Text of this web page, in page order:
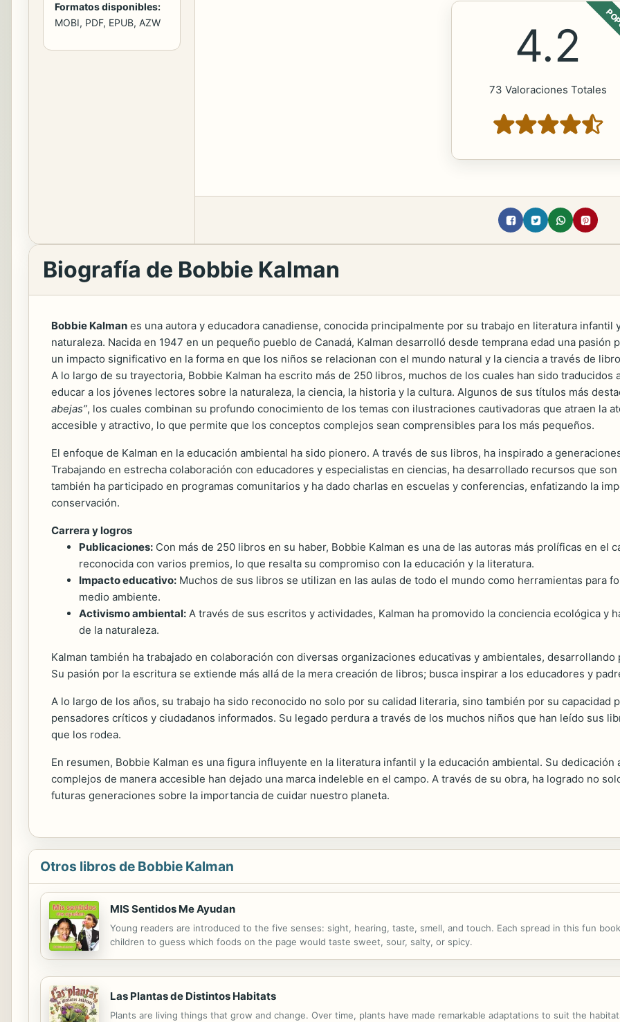
Formatos disponibles:
MOBI, PDF, EPUB, AZW
4.2
73 Valoraciones Totales
Biografía de Bobbie Kalman
Bobbie Kalman es una autora y educadora canadiense, conocida principalmente por su trabajo en literatura infantil
naturaleza. Nacida en 1947 en un pequeño pueblo de Canadá, Kalman desarrolló desde temprana edad una
un impacto significativo en la forma en que los niños se relacionan con el mundo natural y la ciencia a través de
A lo largo de su trayectoria, Bobbie Kalman ha escrito más de 250 libros, muchos de los cuales han sido
educar a los jóvenes lectores sobre la naturaleza, la ciencia, la historia y la cultura. Algunos de sus títulos más
abejas”, los cuales combinan su profundo conocimiento de los temas con ilustraciones cautivadoras que atraen la
accesible y atractivo, lo que permite que los conceptos complejos sean comprensibles para los más pequeños.
El enfoque de Kalman en la educación ambiental ha sido pionero. A través de sus libros, ha inspirado a
Trabajando en estrecha colaboración con educadores y especialistas en ciencias, ha desarrollado recursos que
también ha participado en programas comunitarios y ha dado charlas en escuelas y conferencias, enfatizando la
conservación.
Carrera y logros
Publicaciones: Con más de 250 libros en su haber, Bobbie Kalman es una de las autoras más prolíficas en el
reconocida con varios premios, lo que resalta su compromiso con la educación y la literatura.
Impacto educativo: Muchos de sus libros se utilizan en las aulas de todo el mundo como herramientas para
medio ambiente.
Activismo ambiental: A través de sus escritos y actividades, Kalman ha promovido la conciencia ecológica y
de la naturaleza.
Kalman también ha trabajado en colaboración con diversas organizaciones educativas y ambientales,
Su pasión por la escritura se extiende más allá de la mera creación de libros; busca inspirar a los educadores y
A lo largo de los años, su trabajo ha sido reconocido no solo por su calidad literaria, sino también por su capacidad
pensadores críticos y ciudadanos informados. Su legado perdura a través de los muchos niños que han leído sus
que los rodea.
En resumen, Bobbie Kalman es una figura influyente en la literatura infantil y la educación ambiental. Su
complejos de manera accesible han dejado una marca indeleble en el campo. A través de su obra, ha logrado no
futuras generaciones sobre la importancia de cuidar nuestro planeta.
Otros libros de Bobbie Kalman
MIS Sentidos Me Ayudan
Young readers are introduced to the five senses: sight, hearing, taste, smell, and touch. Each spread in this fun
children to guess which foods on the page would taste sweet, sour, salty, or spicy.
Las Plantas de Distintos Habitats
Plants are living things that grow and change. Over time, plants have made remarkable adaptations to suit the